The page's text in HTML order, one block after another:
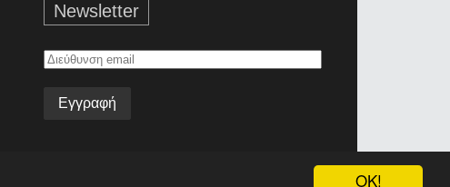
OK!
Newsletter
Διεύθυνση